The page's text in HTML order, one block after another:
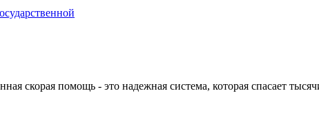
скорая помощь - это надежная система, которая спасает